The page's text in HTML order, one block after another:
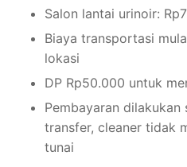
Salon lantai urinoir:
Biaya transportasi
lokasi
DP Rp50.000 untuk
Pembayaran dilakukan
transfer, cleaner tidak
tunai